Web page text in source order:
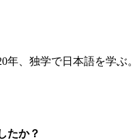
、独学で日本語を学ぶ
たか？